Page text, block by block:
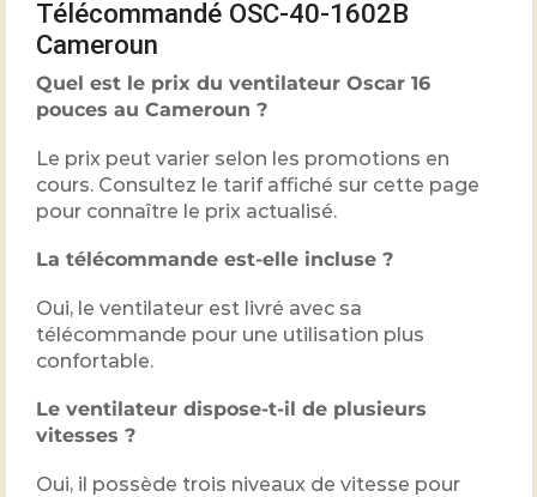
Télécommandé OSC-40-1602B
Cameroun
Quel est le prix du ventilateur Oscar 16
pouces au Cameroun ?
Le prix peut varier selon les promotions en
cours. Consultez le tarif affiché sur cette page
pour connaître le prix actualisé.
La télécommande est-elle incluse ?
Oui, le ventilateur est livré avec sa
télécommande pour une utilisation plus
confortable.
Le ventilateur dispose-t-il de plusieurs
vitesses ?
Oui, il possède trois niveaux de vitesse pour